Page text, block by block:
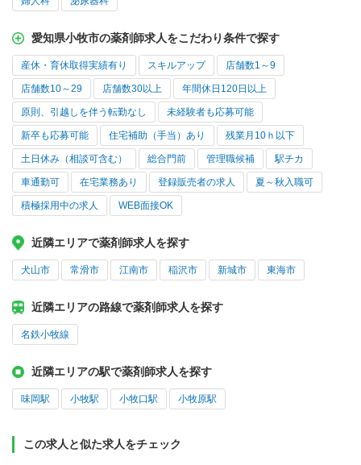
愛知県小牧市の薬剤師求人をこだわり条件で探す
産休・育休取得実績有り スキルアップ 店舗数1～9
店舗数10～29 店舗数30以上 年間休日120日以上
原則、引越しを伴う転勤なし 未経験者も応募可能
新卒も応募可能 住宅補助（手当）あり 残業月10ｈ以下
土日休み（相談可含む） 総合門前 管理職候補 駅チカ
車通勤可 在宅業務あり 登録販売者の求人 夏～秋入職可
積極採用中の求人 WEB面接OK
近隣エリアで薬剤師求人を探す
犬山市 常滑市 江南市 稲沢市 新城市 東海市
近隣エリアの路線で薬剤師求人を探す
名鉄小牧線
近隣エリアの駅で薬剤師求人を探す
味岡駅 小牧駅 小牧口駅 小牧原駅
この求人と似た求人をチェック